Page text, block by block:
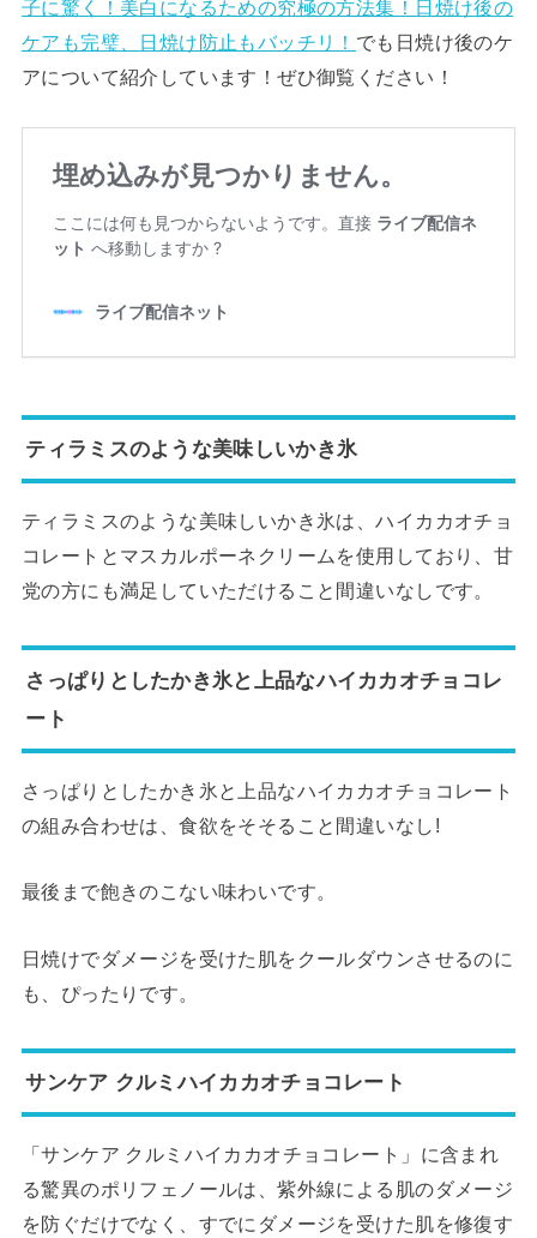
子に驚く！美白になるための究極の方法集！日焼け後の
ケアも完璧、日焼け防止もバッチリ！ でも日焼け後のケ
アについて紹介しています！ぜひ御覧ください！
ティラミスのような美味しいかき氷
ティラミスのような美味しいかき氷は、ハイカカオチョ
コレートとマスカルポーネクリームを使用しており、甘
党の方にも満足していただけること間違いなしです。
さっぱりとしたかき氷と上品なハイカカオチョコレ
ート
さっぱりとしたかき氷と上品なハイカカオチョコレート
の組み合わせは、食欲をそそること間違いなし!
最後まで飽きのこない味わいです。
日焼けでダメージを受けた肌をクールダウンさせるのに
も、ぴったりです。
サンケア クルミハイカカオチョコレート
「サンケア クルミハイカカオチョコレート」に含まれ
る驚異のポリフェノールは、紫外線による肌のダメージ
を防ぐだけでなく、すでにダメージを受けた肌を修復す